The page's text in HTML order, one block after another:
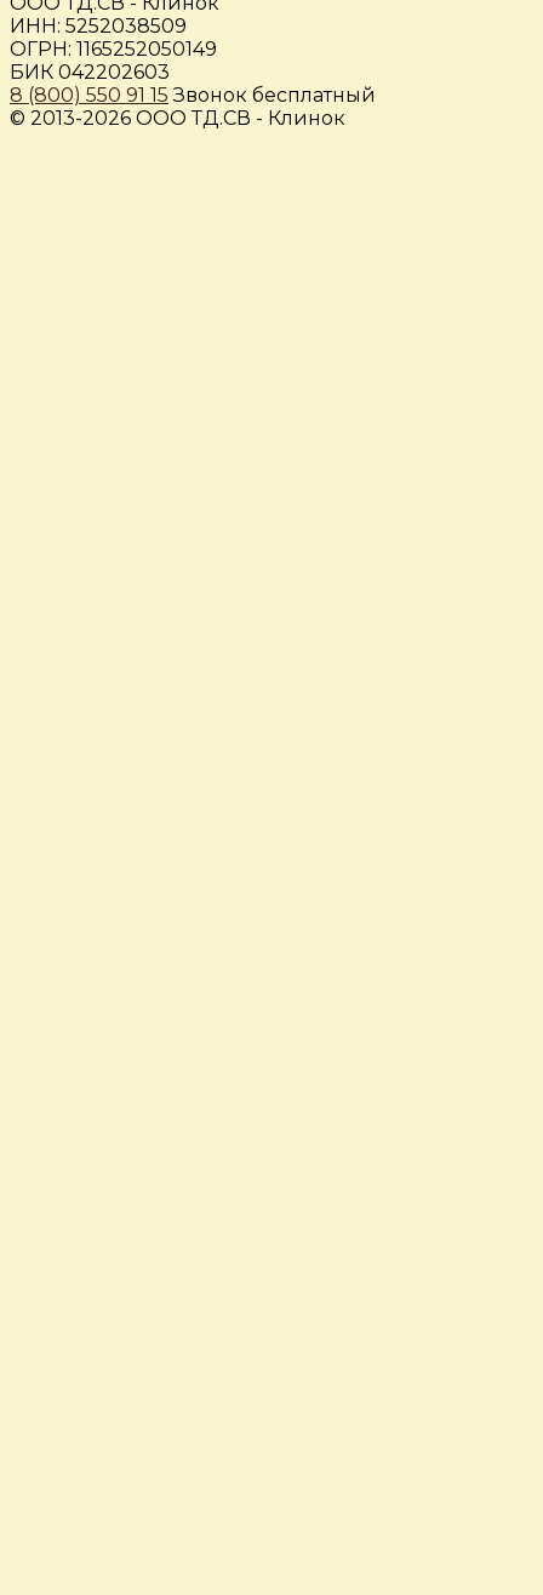
ИНН: 5252038509
ОГРН: 1165252050149
БИК 042202603
8 (800) 550 91 15 Звонок бесплатный
© 2013-2026 ООО ТД.СВ - Клинок